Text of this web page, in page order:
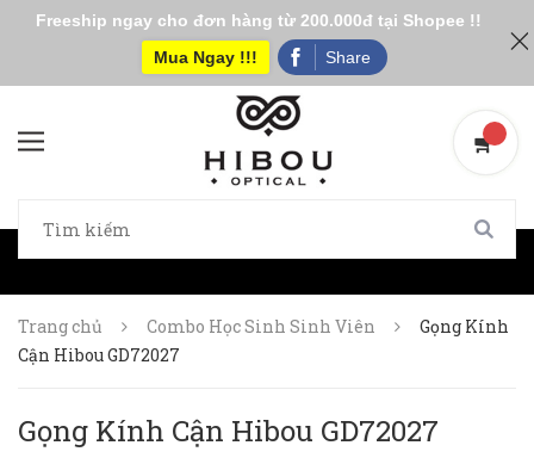
Trang chủ Combo Học Sinh Sinh Viên
Gọng Kính
Cận Hibou GD72027
Gọng Kính Cận Hibou GD72027
Freeship ngay cho đơn hàng từ 200.000đ tại Shopee !!
Mua Ngay !!!
Share